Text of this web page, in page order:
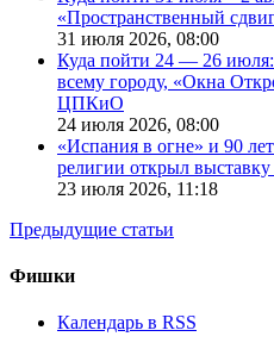
«Пространственный
31 июля 2026, 08:00
Куда пойти 24 — 26
всему городу, «Окна
ЦПКиО
24 июля 2026, 08:00
«Испания в огне» и 90
религии открыл
23 июля 2026, 11:18
Предыдущие статьи
Фишки
Календарь в RSS